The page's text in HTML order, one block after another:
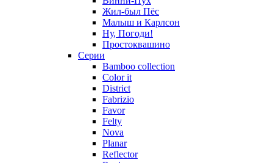
Жил-был Пёс
Малыш и Карлсон
Ну, Погоди!
Простоквашино
Серии
Bamboo collection
Color it
District
Fabrizio
Favor
Felty
Nova
Planar
Reflector